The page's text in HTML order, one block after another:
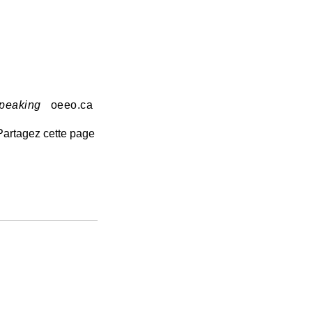
oeeo.ca
cette page